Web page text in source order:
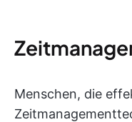
Menschen, die